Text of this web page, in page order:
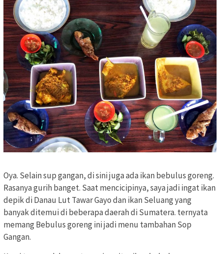
Oya. Selain sup gangan, di sini juga ada ikan bebulus goreng.
Rasanya gurih banget. Saat mencicipinya, saya jadi ingat ikan
depik di Danau Lut Tawar Gayo dan ikan Seluang yang
banyak ditemui di beberapa daerah di Sumatera. ternyata
memang Bebulus goreng ini jadi menu tambahan Sop
Gangan.